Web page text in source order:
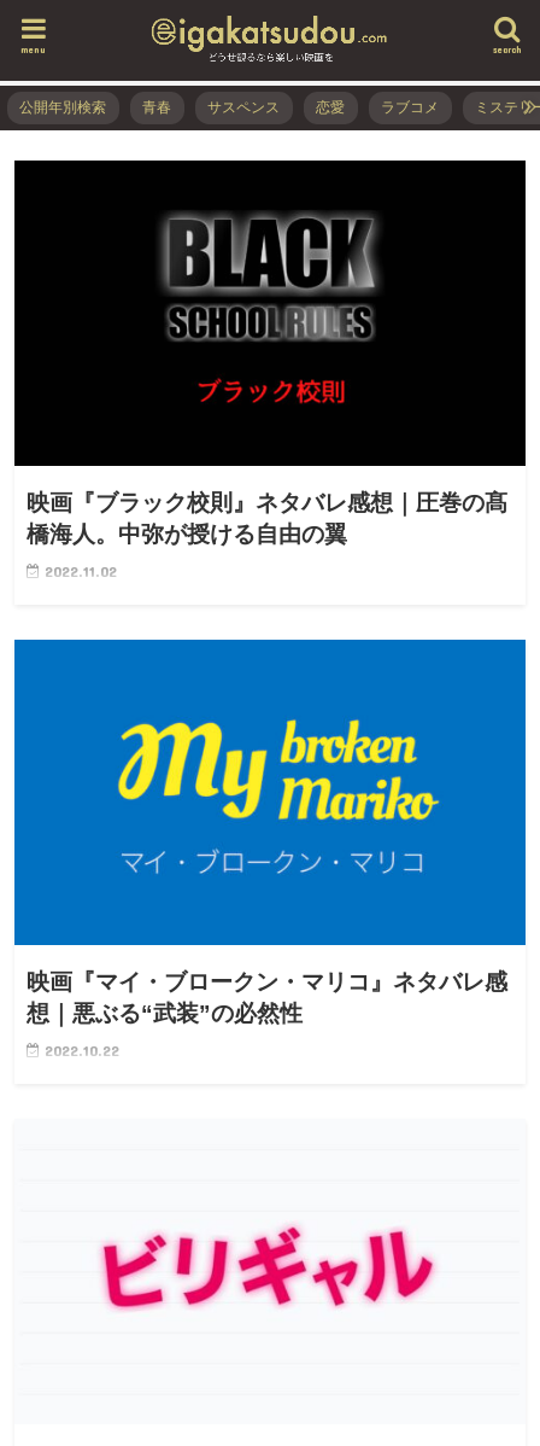
search
menu
公開年別検索 青春 サスペンス 恋愛 ラブコメ ミステリ
映画『ブラック校則』ネタバレ感想｜圧巻の髙
橋海人。中弥が授ける自由の翼
2022.11.02
映画『マイ・ブロークン・マリコ』ネタバレ感
想｜悪ぶる“武装”の必然性
2022.10.22